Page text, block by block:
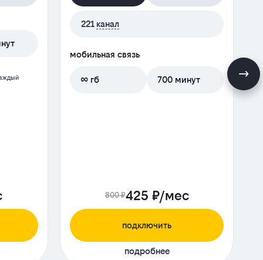
221 канал
мобильная связь
∞ гб 700 минут
800 ₽425 ₽/мес
подключить
подробнее